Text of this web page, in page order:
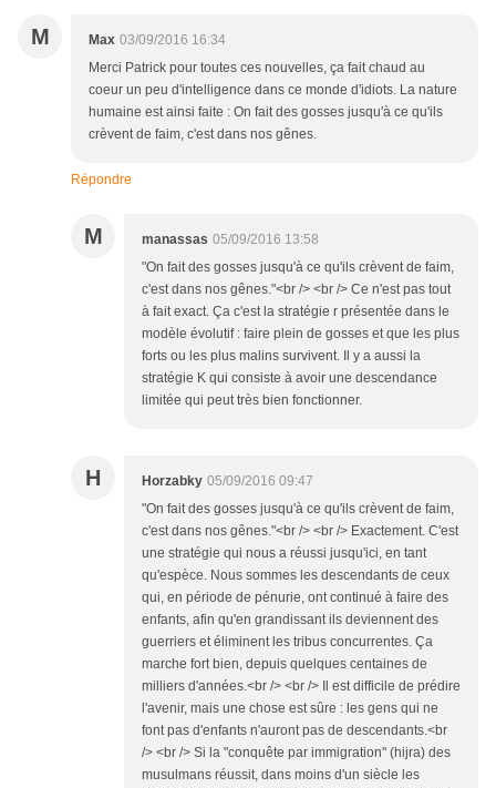
M Max 03/09/2016 16:34
Merci Patrick pour toutes ces nouvelles, ça fait chaud au
coeur un peu d'intelligence dans ce monde d'idiots. La nature
humaine est ainsi faite : On fait des gosses jusqu'à ce qu'ils
crèvent de faim, c'est dans nos gênes.
Répondre
M manassas 05/09/2016 13:58
"On fait des gosses jusqu'à ce qu'ils crèvent de faim,
c'est dans nos gênes."<br /> <br /> Ce n'est pas tout
à fait exact. Ça c'est la stratégie r présentée dans le
modèle évolutif : faire plein de gosses et que les plus
forts ou les plus malins survivent. Il y a aussi la
stratégie K qui consiste à avoir une descendance
limitée qui peut très bien fonctionner.
H Horzabky 05/09/2016 09:47
"On fait des gosses jusqu'à ce qu'ils crèvent de faim,
c'est dans nos gênes."<br /> <br /> Exactement. C'est
une stratégie qui nous a réussi jusqu'ici, en tant
qu'espèce. Nous sommes les descendants de ceux
qui, en période de pénurie, ont continué à faire des
enfants, afin qu'en grandissant ils deviennent des
guerriers et éliminent les tribus concurrentes. Ça
marche fort bien, depuis quelques centaines de
milliers d'années.<br /> <br /> Il est difficile de prédire
l'avenir, mais une chose est sûre : les gens qui ne
font pas d'enfants n'auront pas de descendants.<br
/> <br /> Si la "conquête par immigration" (hijra) des
musulmans réussit, dans moins d'un siècle les